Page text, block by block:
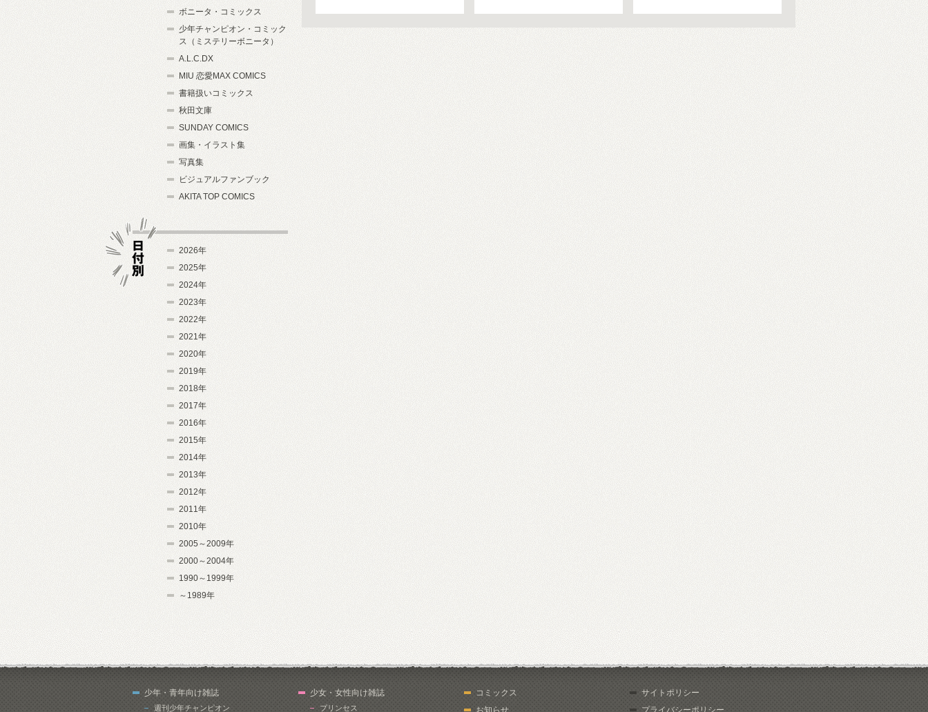
ボニータ・コミックス
少年チャンピオン・コミック
ス（ミステリーボニータ）
A.L.C.DX
MIU 恋愛MAX COMICS
書籍扱いコミックス
秋田文庫
SUNDAY COMICS
画集・イラスト集
写真集
ビジュアルファンブック
AKITA TOP COMICS
2026年
2025年
2024年
2023年
2022年
2021年
2020年
2019年
2018年
2017年
2016年
2015年
2014年
2013年
2012年
2011年
2010年
2005～2009年
2000～2004年
1990～1999年
～1989年
少年・青年向け雑誌
週刊少年チャンピオン
少女・女性向け雑誌
プリンセス
コミックス
お知らせ
サイトポリシー
プライバシーポリシー